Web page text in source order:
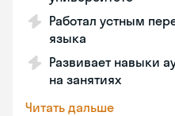
Работал устным
языка
Развивает навыки
на занятиях
Читать дальше